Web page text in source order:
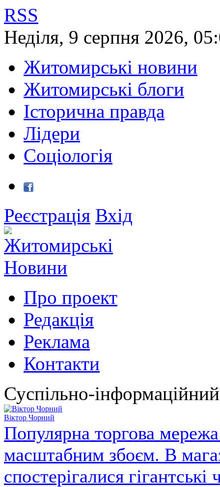
RSS
Неділя, 9 серпня 2026,
Житомирські новини
Житомирські блоги
Історична правда
Лідери
Соціологія
Реєстрація Вхід
Про проект
Редакція
Реклама
Контакти
Суспільно-
Віктор Чорний
Популярна торгова
масштабним збоєм. В
спостерігалися